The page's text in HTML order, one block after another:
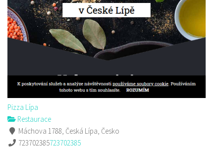
Pizza Lípa
Restaurace
Máchova 1788, Česká Lípa, Česko
723702385723702385